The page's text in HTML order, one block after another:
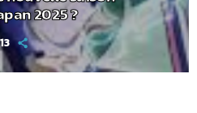
2025 ?
13